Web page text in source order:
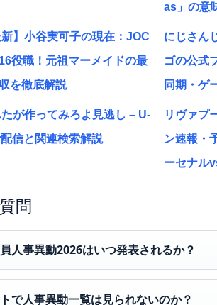
as」の意
新】小谷実可子の現在：JOC
役職！元祖マーメイドの最
を徹底解説
にじさん
ゴの公式
同期・ゲ
が作ってみろよ見逃し – U-
信と関連検索解説
リヴァプ
ン速報・
ーセナル
問
人事異動2026はいつ発表されるか？
で人事異動一覧は見られないのか？